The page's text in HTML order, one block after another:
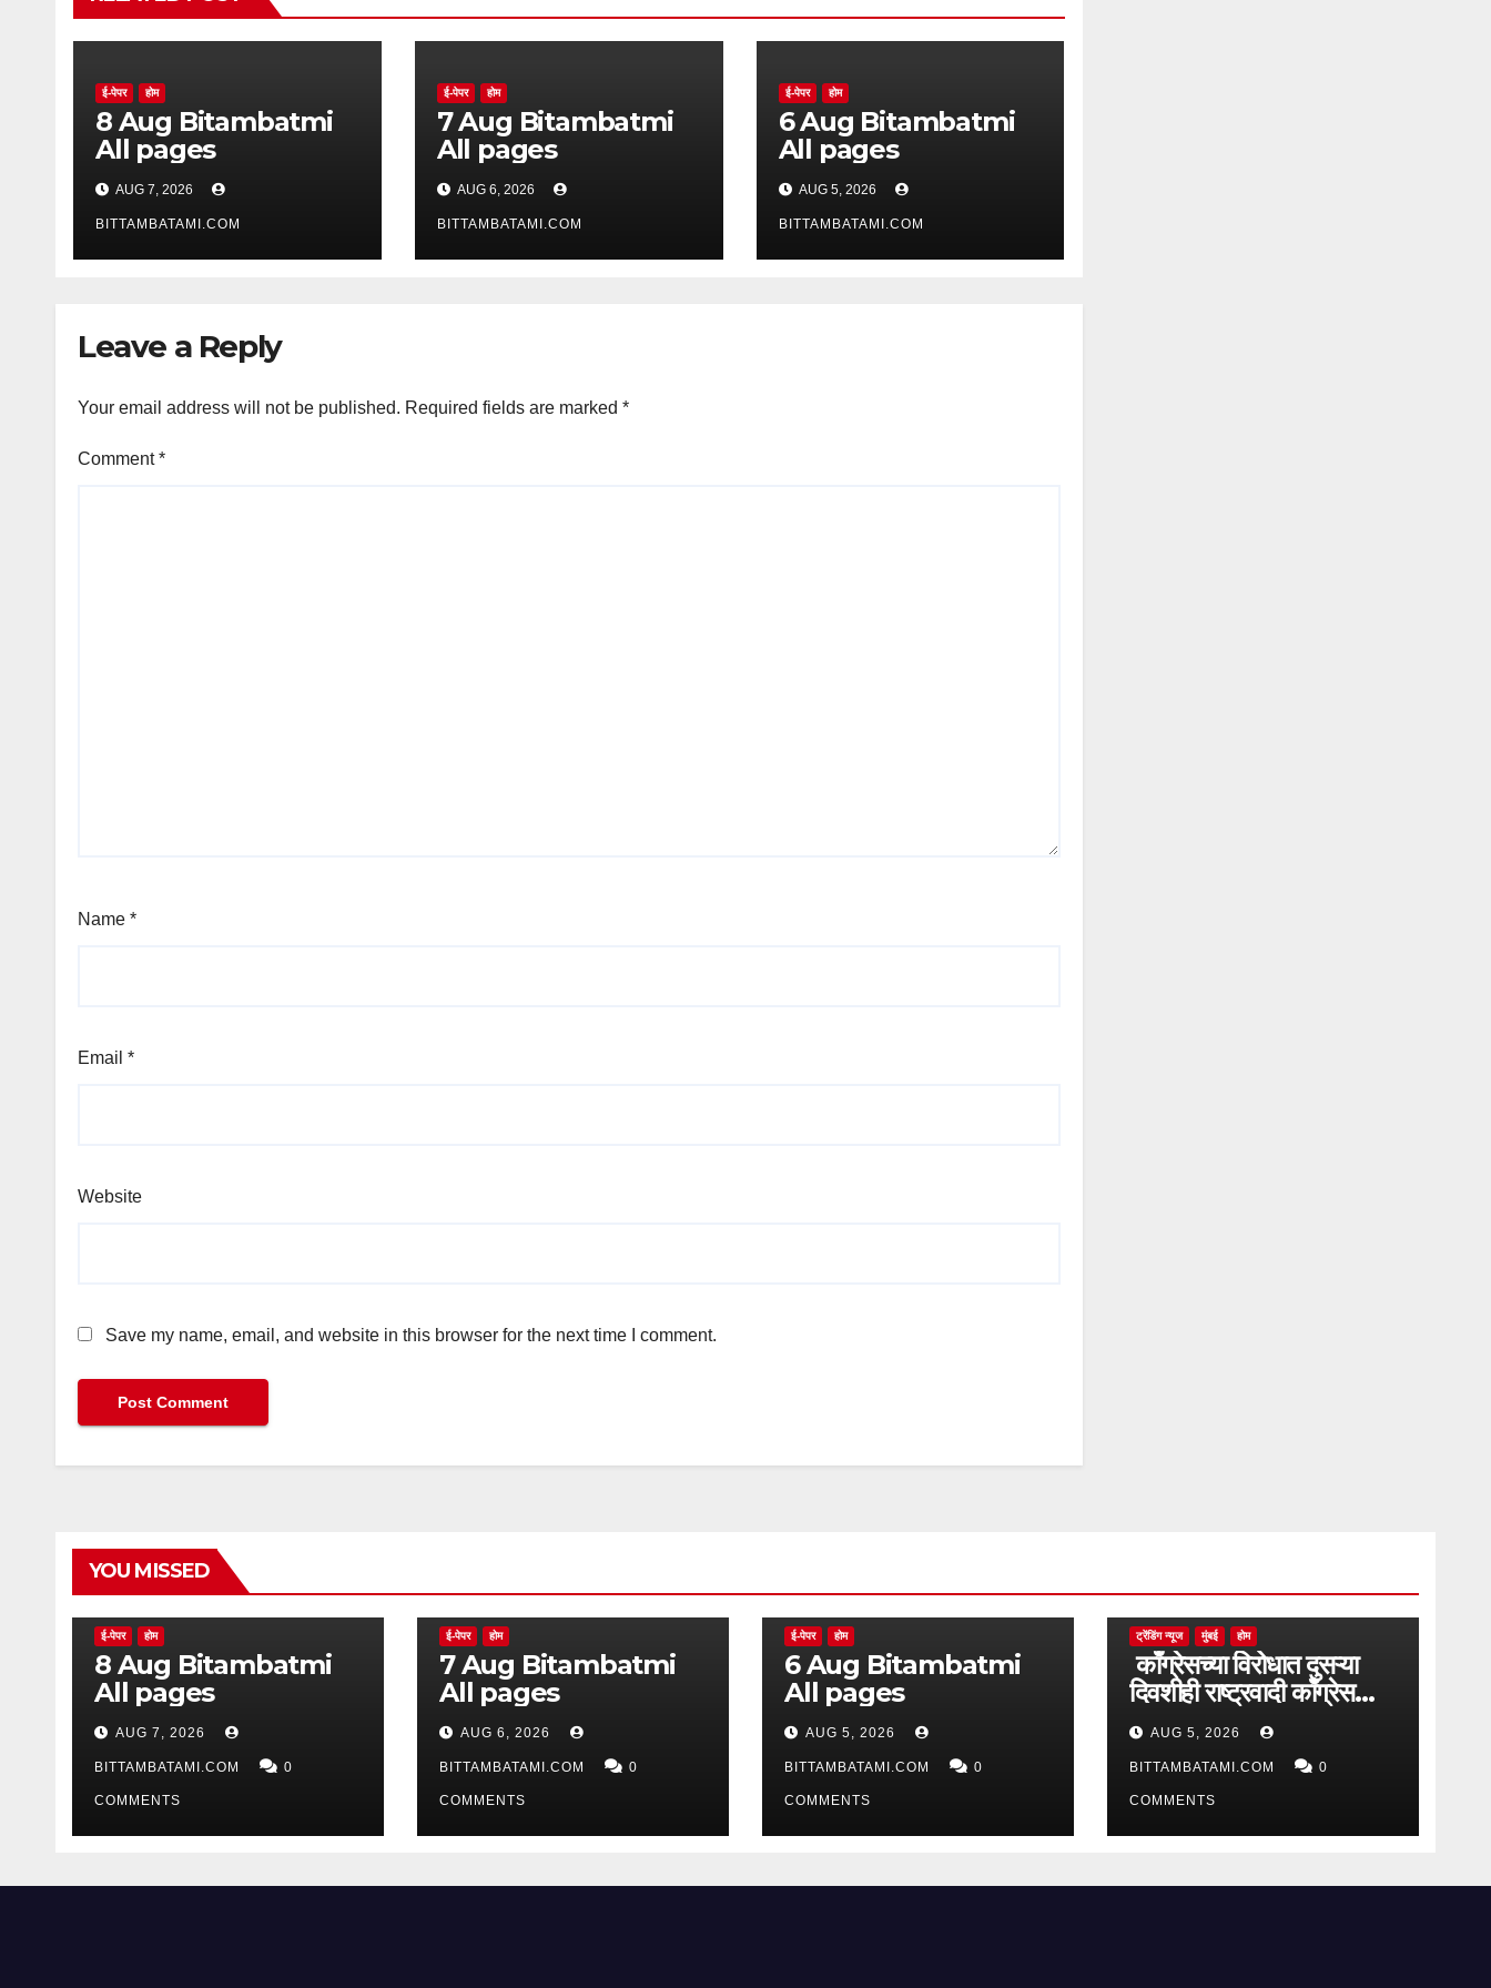
ई-पेपर होम
8 Aug Bitambatmi
All pages
AUG 7, 2026
BITTAMBATAMI.COM
ई-पेपर होम
7 Aug Bitambatmi
All pages
AUG 6, 2026
BITTAMBATAMI.COM
ई-पेपर होम
6 Aug Bitambatmi
All pages
AUG 5, 2026
BITTAMBATAMI.COM
Leave a Reply
Your email address will not be published. Required fields are marked *
Comment*
Name *
Email *
Website
Save my name, email, and website in this browser for the next time I comment.
YOU MISSED
ई-पेपर होम
8 Aug Bitambatmi
All pages
AUG 7, 2026
BITTAMBATAMI.COM 0
COMMENTS
ई-पेपर होम
7 Aug Bitambatmi
All pages
AUG 6, 2026
BITTAMBATAMI.COM 0
COMMENTS
ई-पेपर होम
6 Aug Bitambatmi
All pages
AUG 5, 2026
BITTAMBATAMI.COM 0
COMMENTS
ट्रेंडिंग न्यूज मुंबई होम
काँग्रेसच्या विरोधात दुसऱ्या
दिवशीही राष्ट्रवादी काँग्रेस
आक्रमक
AUG 5, 2026
BITTAMBATAMI.COM 0
COMMENTS